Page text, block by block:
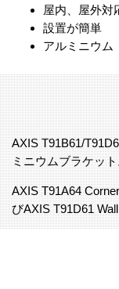
屋内、屋外対
設置が簡単
アルミニウム
AXIS T91B61/
ミニウムブラケッ
AXIS T91A64
びAXIS T91D61